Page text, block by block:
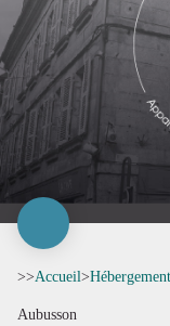
>>Accueil>Hébergement
Aubusson